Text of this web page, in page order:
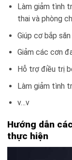
Làm giảm tình
thai và phòng
Giúp cơ bắp
Giảm các cơn
Hỗ trợ điều trị
Làm giảm tình
v…v
Hướng dẫn
thực hiện